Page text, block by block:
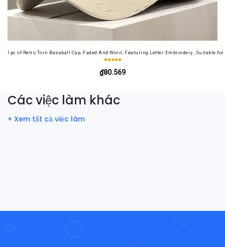
1pc of Retro Torn Baseball Cap, Faded And Worn, Featuring Letter Embroidery, Suitable
₫80.569
Các việc làm khác
+ Xem tất cả việc làm